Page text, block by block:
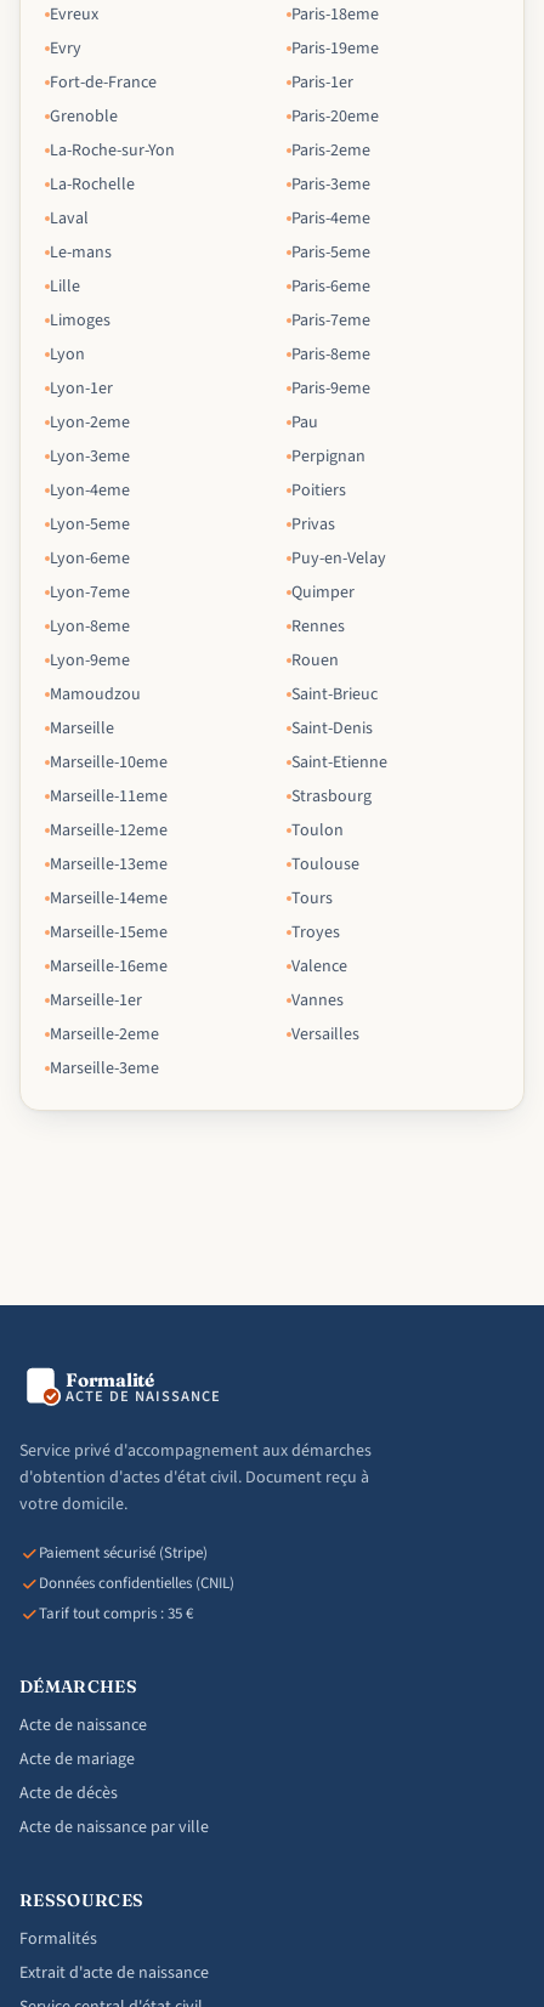
Evreux
Evry
Fort-de-France
Grenoble
La-Roche-sur-Yon
La-Rochelle
Laval
Le-mans
Lille
Limoges
Lyon
Lyon-1er
Lyon-2eme
Lyon-3eme
Lyon-4eme
Lyon-5eme
Lyon-6eme
Lyon-7eme
Lyon-8eme
Lyon-9eme
Mamoudzou
Marseille
Marseille-10eme
Marseille-11eme
Marseille-12eme
Marseille-13eme
Marseille-14eme
Marseille-15eme
Marseille-16eme
Marseille-1er
Marseille-2eme
Marseille-3eme
Paris-18eme
Paris-19eme
Paris-1er
Paris-20eme
Paris-2eme
Paris-3eme
Paris-4eme
Paris-5eme
Paris-6eme
Paris-7eme
Paris-8eme
Paris-9eme
Pau
Perpignan
Poitiers
Privas
Puy-en-Velay
Quimper
Rennes
Rouen
Saint-Brieuc
Saint-Denis
Saint-Etienne
Strasbourg
Toulon
Toulouse
Tours
Troyes
Valence
Vannes
Versailles
Formalité
ACTE DE NAISSANCE
Service privé d'accompagnement aux démarches
d'obtention d'actes d'état civil. Document reçu à
votre domicile.
Paiement sécurisé (Stripe)
Données confidentielles (CNIL)
Tarif tout compris : 35 €
DÉMARCHES
Acte de naissance
Acte de mariage
Acte de décès
Acte de naissance par ville
RESSOURCES
Formalités
Extrait d'acte de naissance